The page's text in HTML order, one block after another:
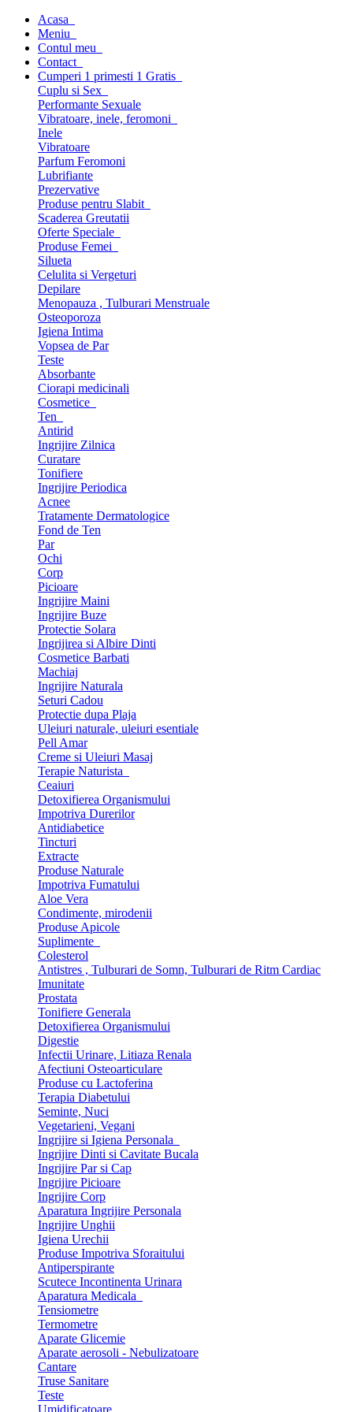
Acasa
Meniu
Contul meu
Contact
Cumperi 1 primesti 1 Gratis
Cuplu si Sex
Performante Sexuale
Vibratoare, inele, feromoni
Inele
Vibratoare
Parfum Feromoni
Lubrifiante
Prezervative
Produse pentru Slabit
Scaderea Greutatii
Oferte Speciale
Produse Femei
Silueta
Celulita si Vergeturi
Depilare
Menopauza , Tulburari Menstruale
Osteoporoza
Igiena Intima
Vopsea de Par
Teste
Absorbante
Ciorapi medicinali
Cosmetice
Ten
Antirid
Ingrijire Zilnica
Curatare
Tonifiere
Ingrijire Periodica
Acnee
Tratamente Dermatologice
Fond de Ten
Par
Ochi
Corp
Picioare
Ingrijire Maini
Ingrijire Buze
Protectie Solara
Ingrijirea si Albire Dinti
Cosmetice Barbati
Machiaj
Ingrijire Naturala
Seturi Cadou
Protectie dupa Plaja
Uleiuri naturale, uleiuri esentiale
Pell Amar
Creme si Uleiuri Masaj
Terapie Naturista
Ceaiuri
Detoxifierea Organismului
Impotriva Durerilor
Antidiabetice
Tincturi
Extracte
Produse Naturale
Impotriva Fumatului
Aloe Vera
Condimente, mirodenii
Produse Apicole
Suplimente
Colesterol
Antistres , Tulburari de Somn, Tulburari de Ritm Cardiac
Imunitate
Prostata
Tonifiere Generala
Detoxifierea Organismului
Digestie
Infectii Urinare, Litiaza Renala
Afectiuni Osteoarticulare
Produse cu Lactoferina
Terapia Diabetului
Seminte, Nuci
Vegetarieni, Vegani
Ingrijire si Igiena Personala
Ingrijire Dinti si Cavitate Bucala
Ingrijire Par si Cap
Ingrijire Picioare
Ingrijire Corp
Aparatura Ingrijire Personala
Ingrijire Unghii
Igiena Urechii
Produse Impotriva Sforaitului
Antiperspirante
Scutece Incontinenta Urinara
Aparatura Medicala
Tensiometre
Termometre
Aparate Glicemie
Aparate aerosoli - Nebulizatoare
Cantare
Truse Sanitare
Teste
Umidificatoare